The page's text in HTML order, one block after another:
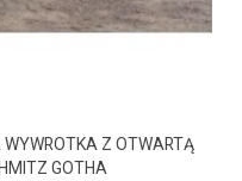
Z OTWARTĄ
GOTHA